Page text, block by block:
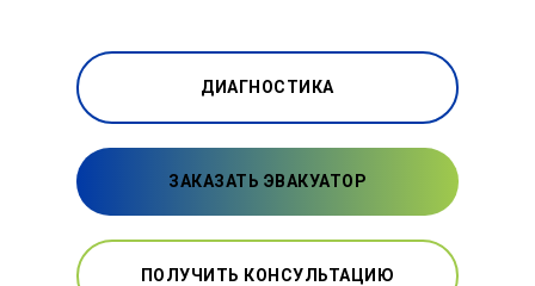
ДИАГНОСТИКА
ЗАКАЗАТЬ ЭВАКУАТОР
ПОЛУЧИТЬ КОНСУЛЬТАЦИЮ